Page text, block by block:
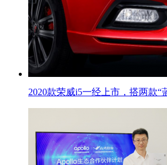
2020款荣威i5一经上市，搭两款“